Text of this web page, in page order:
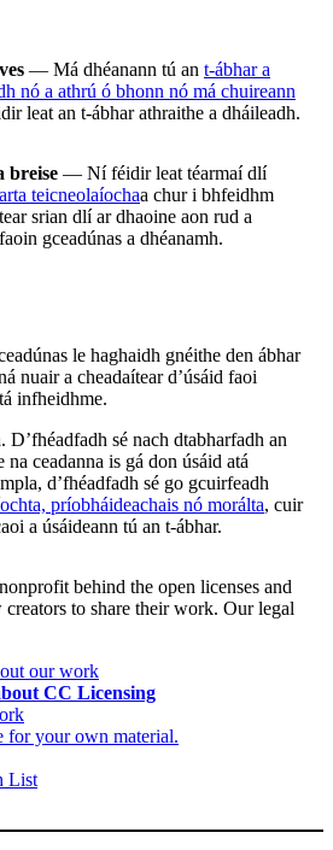
— Má dhéanann tú an t-ábhar a
nó a athrú ó bhonn nó má chuireann
leat an t-ábhar athraithe a dháileadh.
breise — Ní féidir leat téarmaí dlí
teicneolaíochaa chur i bhfeidhm
srian dlí ar dhaoine aon rud a
gceadúnas a dhéanamh.
le haghaidh gnéithe den ábhar
nuair a cheadaítear d’úsáid faoi
infheidhme.
D’fhéadfadh sé nach dtabharfadh an
na ceadanna is gá don úsáid atá
d’fhéadfadh sé go gcuirfeadh
príobháideachais nó morálta, cuir
a úsáideann tú an t-ábhar.
behind the open licenses and
to share their work. Our legal
our work
CC Licensing
for your own material.
List